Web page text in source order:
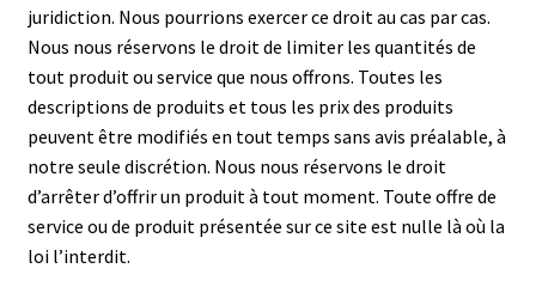
juridiction. Nous pourrions exercer ce droit au cas par cas.
Nous nous réservons le droit de limiter les quantités de
tout produit ou service que nous offrons. Toutes les
descriptions de produits et tous les prix des produits
peuvent être modifiés en tout temps sans avis préalable, à
notre seule discrétion. Nous nous réservons le droit
d’arrêter d’offrir un produit à tout moment. Toute offre de
service ou de produit présentée sur ce site est nulle là où la
loi l’interdit.